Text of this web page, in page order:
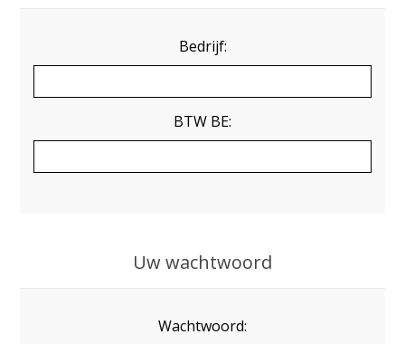
Bedrijf:
BTW BE:
Uw wachtwoord
Wachtwoord: